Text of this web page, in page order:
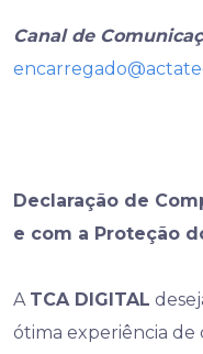
Canal de
Declaração de
e com a Proteção
A TCA DIGITAL
ótima experiência de